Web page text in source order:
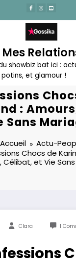
Mes
showbiz bat ici :
potins, et glamour !
:
Sans
Accueil
Actu-
Chocs de
Célibat, et Vie
Clara 1